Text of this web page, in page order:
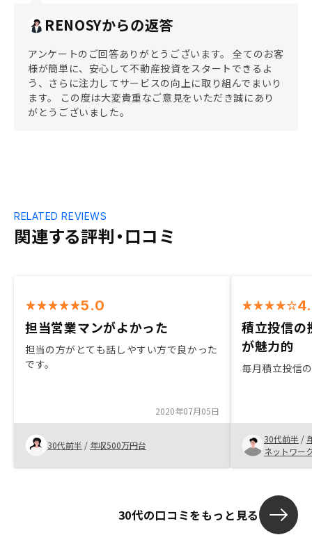
RENOSYからの返答
アンケートのご回答ありがとうございます。 全てのお客
様が簡単に、安心して不動産投資をスタートできるよ
う、さらに注力してサービスの向上に取り組んでまいり
ます。 この度は大変貴重なご意見をいただき誠にあり
がとうございました。
関連する評判・口コミ
RELATED REVIEWS
5.0
担当営業マンがよかった
担当の方がとても話しやすい方で良かった
です。
2020年07月05日
30代前半 / 年収500万円台
積立投信の
が魅力的
毎月積立投信
30代前半 /
ネットワー
30代の口コミをもっと見る